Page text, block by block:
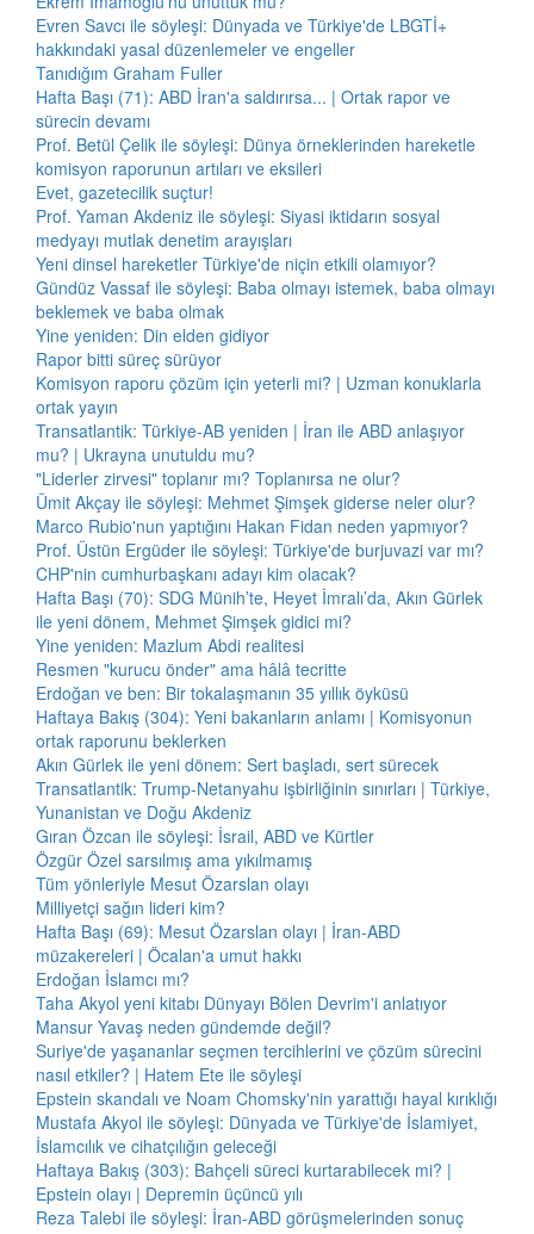
Evren Savcı ile söyleşi: Dünyada ve Türkiye'de LBGTİ+
hakkındaki yasal düzenlemeler ve engeller
Tanıdığım Graham Fuller
Hafta Başı (71): ABD İran'a saldırırsa... | Ortak rapor ve
sürecin devamı
Prof. Betül Çelik ile söyleşi: Dünya örneklerinden hareketle
komisyon raporunun artıları ve eksileri
Evet, gazetecilik suçtur!
Prof. Yaman Akdeniz ile söyleşi: Siyasi iktidarın sosyal
medyayı mutlak denetim arayışları
Yeni dinsel hareketler Türkiye'de niçin etkili olamıyor?
Gündüz Vassaf ile söyleşi: Baba olmayı istemek, baba olmayı
beklemek ve baba olmak
Yine yeniden: Din elden gidiyor
Rapor bitti süreç sürüyor
Komisyon raporu çözüm için yeterli mi? | Uzman konuklarla
ortak yayın
Transatlantik: Türkiye-AB yeniden | İran ile ABD anlaşıyor
mu? | Ukrayna unutuldu mu?
"Liderler zirvesi" toplanır mı? Toplanırsa ne olur?
Ümit Akçay ile söyleşi: Mehmet Şimşek giderse neler olur?
Marco Rubio'nun yaptığını Hakan Fidan neden yapmıyor?
Prof. Üstün Ergüder ile söyleşi: Türkiye'de burjuvazi var mı?
CHP'nin cumhurbaşkanı adayı kim olacak?
Hafta Başı (70): SDG Münih’te, Heyet İmralı’da, Akın Gürlek
ile yeni dönem, Mehmet Şimşek gidici mi?
Yine yeniden: Mazlum Abdi realitesi
Resmen "kurucu önder" ama hâlâ tecritte
Erdoğan ve ben: Bir tokalaşmanın 35 yıllık öyküsü
Haftaya Bakış (304): Yeni bakanların anlamı | Komisyonun
ortak raporunu beklerken
Akın Gürlek ile yeni dönem: Sert başladı, sert sürecek
Transatlantik: Trump-Netanyahu işbirliğinin sınırları | Türkiye,
Yunanistan ve Doğu Akdeniz
Gıran Özcan ile söyleşi: İsrail, ABD ve Kürtler
Özgür Özel sarsılmış ama yıkılmamış
Tüm yönleriyle Mesut Özarslan olayı
Milliyetçi sağın lideri kim?
Hafta Başı (69): Mesut Özarslan olayı | İran-ABD
müzakereleri | Öcalan'a umut hakkı
Erdoğan İslamcı mı?
Taha Akyol yeni kitabı Dünyayı Bölen Devrim'i anlatıyor
Mansur Yavaş neden gündemde değil?
Suriye'de yaşananlar seçmen tercihlerini ve çözüm sürecini
nasıl etkiler? | Hatem Ete ile söyleşi
Epstein skandalı ve Noam Chomsky'nin yarattığı hayal kırıklığı
Mustafa Akyol ile söyleşi: Dünyada ve Türkiye'de İslamiyet,
İslamcılık ve cihatçılığın geleceği
Haftaya Bakış (303): Bahçeli süreci kurtarabilecek mi? |
Epstein olayı | Depremin üçüncü yılı
Reza Talebi ile söyleşi: İran-ABD görüşmelerinden sonuç